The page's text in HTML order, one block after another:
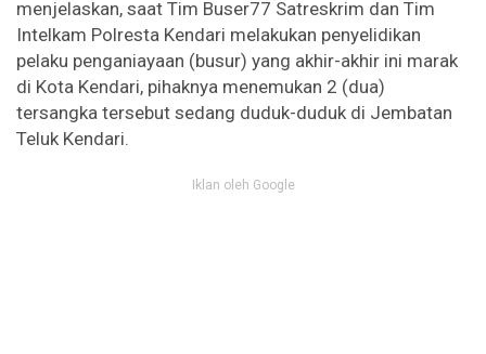
menjelaskan, saat Tim Buser77 Satreskrim dan Tim
Intelkam Polresta Kendari melakukan penyelidikan
pelaku penganiayaan (busur) yang akhir-akhir ini marak
di Kota Kendari, pihaknya menemukan 2 (dua)
tersangka tersebut sedang duduk-duduk di Jembatan
Teluk Kendari.
Iklan oleh Google